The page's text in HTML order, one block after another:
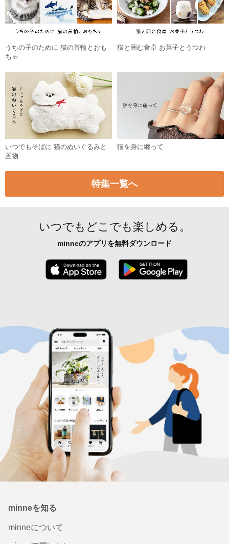
うちの子のために 猫の首輪とおも
ちゃ
猫と囲む食卓 お菓子とうつわ
いつでもそばに 猫のぬいぐるみと
置物
猫を身に纏って
特集一覧へ
いつでもどこでも楽しめる。
minneのアプリを無料ダウンロード
App Store からダウンロード
minneを知る
minneについて